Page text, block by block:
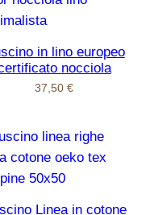
in lino europeo
nocciola
37,50€
Linea in cotone